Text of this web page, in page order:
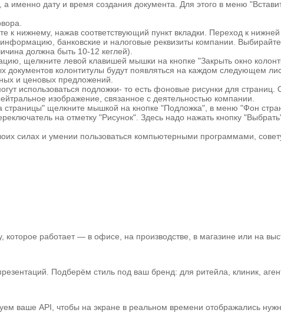
именно дату и время создания документа. Для этого в меню
к нижнему, нажав соответствующий пункт вкладки. Переход к
банковские и налоговые реквизиты компании.
должна быть 10-12 кеглей).
щелкните левой клавишей мышки на кнопке "Закрыть окно
документов колонтитулы будут появляться на каждом следующем
и ценовых предложений.
использоваться подложки- то есть фоновые рисунки для
изображение, связанное с деятельностью компании.
страницы" щелкните мышкой на кнопке "Подложка", в меню "Фон
на отметку "Рисунок". Здесь надо нажать кнопку
силах и умении пользоваться компьютерными программами,
работает — в офисе, на производстве, в магазине или на
Подберём стиль под ваш бренд: для ритейла, клиник,
ваше API, чтобы на экране в реальном времени отображались